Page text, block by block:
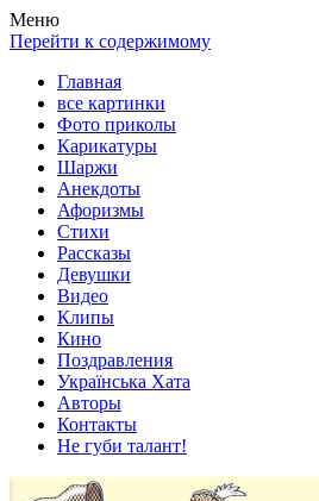
Весела хата — прикольные
клипы!
Покажем всем ваши фото приколы,
рассказы, видео и песни!
Меню
Перейти к содержимому
Главная
все картинки
Фото приколы
Карикатуры
Шаржи
Анекдоты
Афоризмы
Стихи
Рассказы
Девушки
Видео
Клипы
Кино
Поздравления
Українська Хата
Авторы
Контакты
Не губи талант!